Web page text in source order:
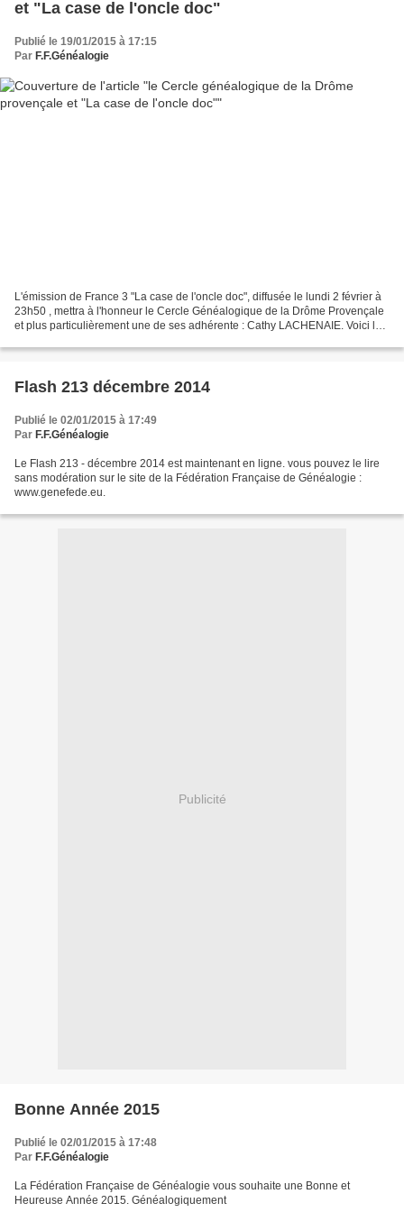
et "La case de l'oncle doc"
Publié le 19/01/2015 à 17:15
Par F.F.Généalogie
L'émission de France 3 "La case de l'oncle doc", diffusée le lundi 2 février à
23h50 , mettra à l'honneur le Cercle Généalogique de la Drôme Provençale
et plus particulièrement une de ses adhérente : Cathy LACHENAIE. Voici le
Flash 213 décembre 2014
Publié le 02/01/2015 à 17:49
Par F.F.Généalogie
Le Flash 213 - décembre 2014 est maintenant en ligne. vous pouvez le lire
sans modération sur le site de la Fédération Française de Généalogie :
www.genefede.eu.
Publicité
Bonne Année 2015
Publié le 02/01/2015 à 17:48
Par F.F.Généalogie
La Fédération Française de Généalogie vous souhaite une Bonne et
Heureuse Année 2015. Généalogiquement